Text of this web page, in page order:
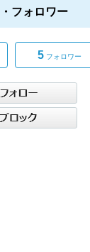
フォロワー
5フォロワー